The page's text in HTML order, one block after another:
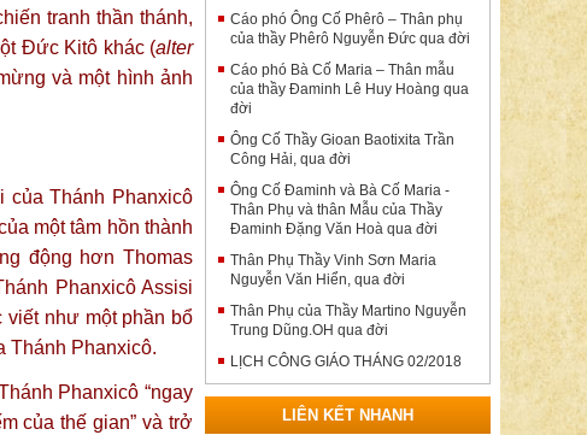
tranh thần thánh,
Đức Kitô khác (alter
và một hình ảnh
Thánh Phanxicô
một tâm hồn thành
động hơn Thomas
Phanxicô Assisi
viết như một phần bổ
Thánh Phanxicô.
Phanxicô “ngay
của thế gian” và trở
Cáo phó Ông Cố Phêrô – Thân phụ
của thầy Phêrô Nguyễn Đức qua đời
Cáo phó Bà Cố Maria – Thân mẫu
của thầy Đaminh Lê Huy Hoàng qua
đời
Ông Cố Thầy Gioan Baotixita Trần
Công Hải, qua đời
Ông Cố Đaminh và Bà Cố Maria -
Thân Phụ và thân Mẫu của Thầy
Đaminh Đặng Văn Hoà qua đời
Thân Phụ Thầy Vinh Sơn Maria
Nguyễn Văn Hiển, qua đời
Thân Phụ của Thầy Martino Nguyễn
Trung Dũng.OH qua đời
LỊCH CÔNG GIÁO THÁNG 02/2018
LIÊN KẾT NHANH